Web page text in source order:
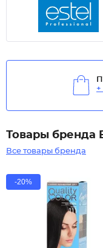
+
Товары бренда
Все товары бренда
-20%